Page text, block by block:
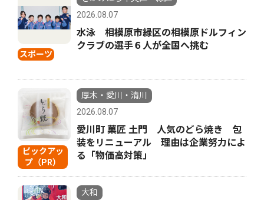
スポーツ
2026.08.07
水泳 相模原市緑区の相模原ドルフィン
クラブの選手６人が全国へ挑む
ピックアッ
プ（PR）
厚木・愛川・清川
2026.08.07
愛川町 菓匠 土門 人気のどら焼き 包
装をリニューアル 理由は企業努力によ
る「物価高対策」
大和